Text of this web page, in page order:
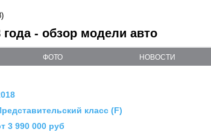
- обзор модели авто
ФОТО НОВОСТИ
класс (F)
3 990 000 руб